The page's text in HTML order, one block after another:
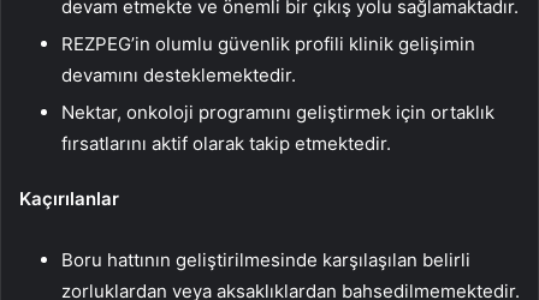
devam etmekte ve önemli bir çıkış yolu sağlamaktadır.
REZPEG’in olumlu güvenlik profili klinik gelişimin
devamını desteklemektedir.
Nektar, onkoloji programını geliştirmek için ortaklık
fırsatlarını aktif olarak takip etmektedir.
Kaçırılanlar
Boru hattının geliştirilmesinde karşılaşılan belirli
zorluklardan veya aksaklıklardan bahsedilmemektedir.